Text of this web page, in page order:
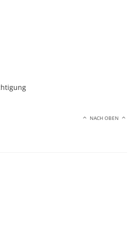
NACH OBEN